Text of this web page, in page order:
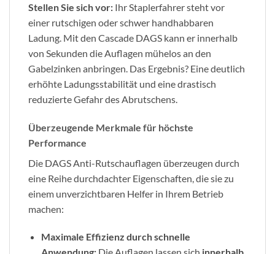
Stellen Sie sich vor: Ihr Staplerfahrer steht vor
einer rutschigen oder schwer handhabbaren
Ladung. Mit den Cascade DAGS kann er innerhalb
von Sekunden die Auflagen mühelos an den
Gabelzinken anbringen. Das Ergebnis? Eine deutlich
erhöhte Ladungsstabilität und eine drastisch
reduzierte Gefahr des Abrutschens.
Überzeugende Merkmale für höchste
Performance
Die DAGS Anti-Rutschauflagen überzeugen durch
eine Reihe durchdachter Eigenschaften, die sie zu
einem unverzichtbaren Helfer in Ihrem Betrieb
machen:
Maximale Effizienz durch schnelle